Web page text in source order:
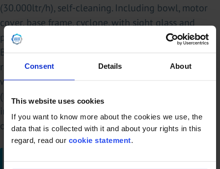
Consent Details About
This website uses cookies
If you want to know more about the cookies we use, the
data that is collected with it and about your rights in this
regard, read our cookie statement.
(30.000ltr/h), self-cleaning. Including bowl, motor
cover, base frame, cyclone. with sight glass and
pressure gauge, manouvering water valves.
Bowlspeed 4.750 rpm. Motor 30,0 kW - 59 A – 1.470
rpm. Liquid clutch. Complete set of needed tools
with ring key. Total dimensions: 165x130x195
(lxwxh) cm – weight total: 2.113 kg. Fully rebuild
immediate available, new control box can be made
on request.
Demander un devis Retour à l'aperçu